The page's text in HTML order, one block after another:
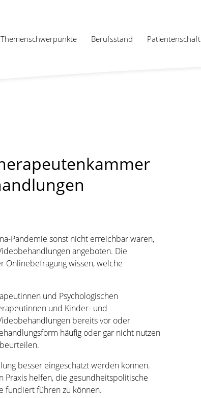
Themenschwerpunkte Berufsstand Patientenschaft
Pandemie sonst nicht erreichbar waren,
angeboten. Die
Onlinebefragung wissen, welche
und Psychologischen
und Kinder- und
bereits vor oder
häufig oder gar nicht nutzen
besser eingeschätzt werden können.
helfen, die gesundheitspolitische
fundiert führen zu können.